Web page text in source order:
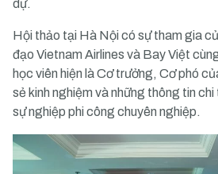
dự.
Hội thảo tại Hà Nội có sự tham gia
đạo Vietnam Airlines và Bay Việt
học viên hiện là Cơ trưởng, Cơ phó
sẻ kinh nghiệm và những thông tin
sự nghiệp phi công chuyên nghiệp.